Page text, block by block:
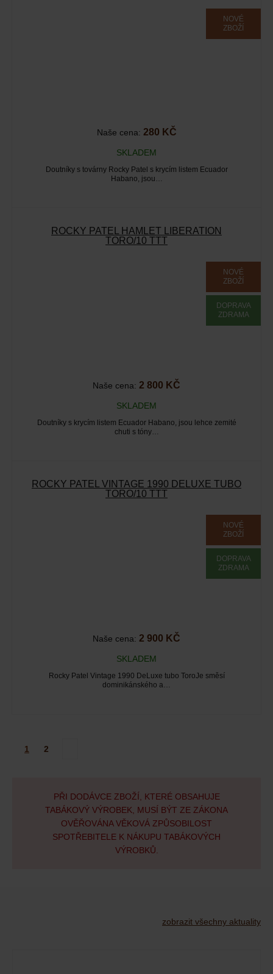
NOVÉ
ZBOŽÍ
Naše cena: 280 KČ
SKLADEM
Doutníky s továrny Rocky Patel s krycím listem Ecuador
Habano, jsou…
ROCKY PATEL HAMLET LIBERATION
TORO/10 TTT
NOVÉ
ZBOŽÍ
DOPRAVA
ZDRAMA
Naše cena: 2 800 KČ
SKLADEM
Doutníky s krycím listem Ecuador Habano, jsou lehce zemité
chuti s tóny…
ROCKY PATEL VINTAGE 1990 DELUXE TUBO
TORO/10 TTT
NOVÉ
ZBOŽÍ
DOPRAVA
ZDRAMA
Naše cena: 2 900 KČ
SKLADEM
Rocky Patel Vintage 1990 DeLuxe tubo ToroJe směsí
dominikánského a…
1 2
PŘI DODÁVCE ZBOŽÍ, KTERÉ OBSAHUJE
TABÁKOVÝ VÝROBEK, MUSÍ BÝT ZE ZÁKONA
OVĚŘOVÁNA VĚKOVÁ ZPŮSOBILOST
SPOTŘEBITELE K NÁKUPU TABÁKOVÝCH
VÝROBKŮ.
zobrazit všechny aktuality